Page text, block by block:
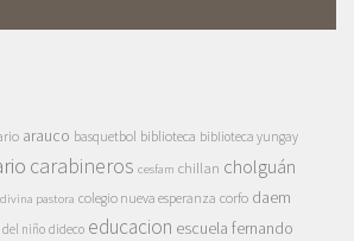
arauco basquetbol biblioteca biblioteca yungay
carabineros cesfam chillan cholguán
pastora colegio nueva esperanza corfo daem
del niño dideco educacion escuela fernando